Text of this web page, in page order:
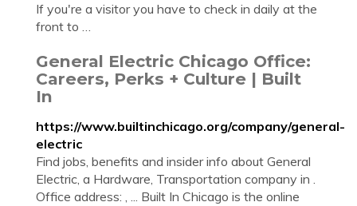
If you're a visitor you have to check in daily at the
front to …
General Electric Chicago Office:
Careers, Perks + Culture | Built
In
https://www.builtinchicago.org/company/general-
electric
Find jobs, benefits and insider info about General
Electric, a Hardware, Transportation company in .
Office address: , ... Built In Chicago is the online